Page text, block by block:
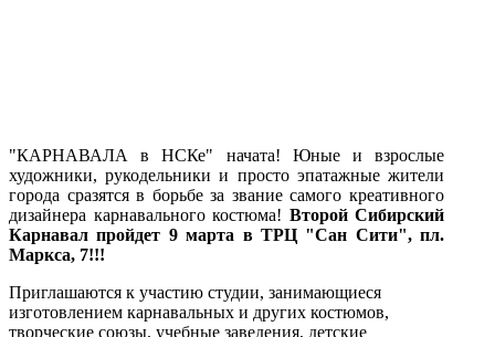
"КАРНАВАЛА в НСКе" начата! Юные и взрослые
художники, рукодельники и просто эпатажные жители
города сразятся в борьбе за звание самого креативного
дизайнера карнавального костюма! Второй Сибирский
Карнавал пройдет 9 марта в ТРЦ "Сан Сити", пл.
Маркса, 7!!!
Приглашаются к участию студии, занимающиеся
изготовлением карнавальных и других костюмов,
творческие союзы, учебные заведения, детские